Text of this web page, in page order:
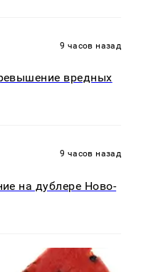
9 часов назад
вредных
9 часов назад
на дублере Ново-